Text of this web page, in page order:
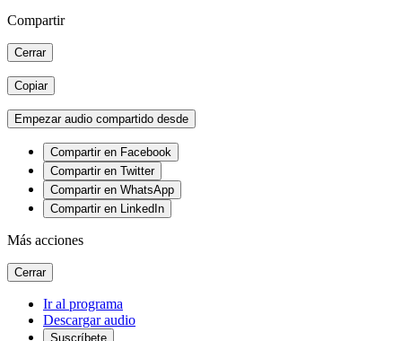
Compartir
Cerrar
Copiar
Empezar audio compartido desde
Compartir en Facebook
Compartir en Twitter
Compartir en WhatsApp
Compartir en LinkedIn
Más acciones
Cerrar
Ir al programa
Descargar audio
Suscríbete